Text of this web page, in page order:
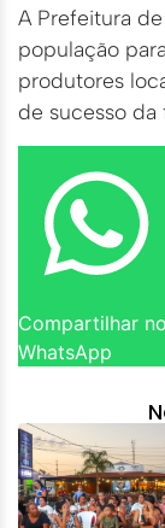
A Prefeitura
população
produtores
de sucesso da
Compartilhar no
WhatsApp